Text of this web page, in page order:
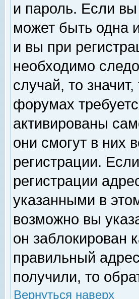
и пароль. Если
может быть одна
и вы при
необходимо
случай, то
форумах
активированы
они смогут в них
регистрации.
регистрации
указанными в
возможно вы
он заблокирован
правильный
получили, то
Вернуться наверх